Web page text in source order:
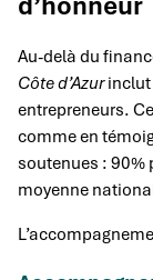
Au-delà du
Côte d’Azurinclut
entrepreneurs.
comme en
soutenues : 90%
moyenne